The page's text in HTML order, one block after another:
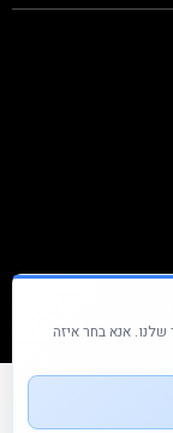
אנא בחר איזה